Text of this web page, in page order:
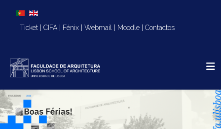
Escolha o seu idioma
Ticket CIFA Fénix Webmail Moodle Contactos